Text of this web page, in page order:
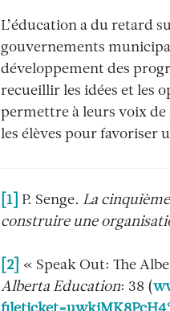
L’éducation a du retard
gouvernements
développement des
recueillir les idées et les
permettre à leurs voix
les élèves pour favoriser
[1] P. Senge. La
construire une
[2]
« Speak Out: The
Alberta Education: 38 (